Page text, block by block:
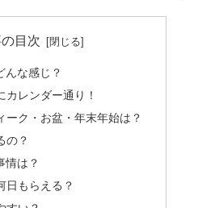
目次
んな感じ？
カレンダー通り！
ーク・お盆・年末年始は？
の？
情は？
日もらえる？